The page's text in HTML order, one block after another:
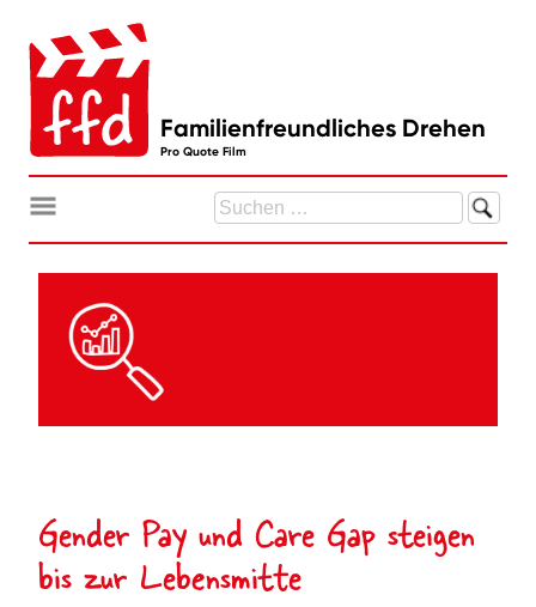
Inhalt
springen
Familienfreundliches Drehen
Pro Quote Film
Suchen
Gender Pay und Care Gap steigen
bis zur Lebensmitte